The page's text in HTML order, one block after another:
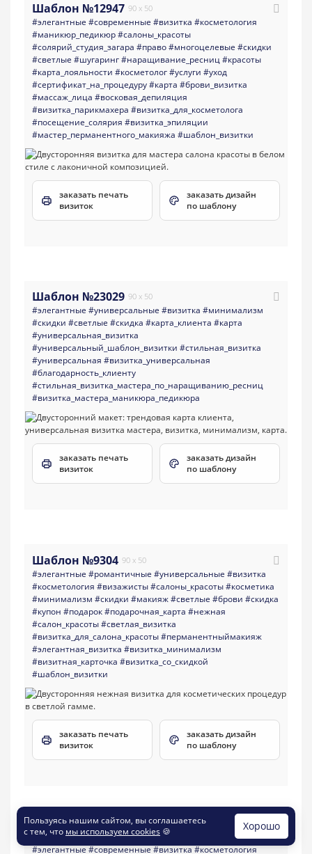
Шаблон №12947 90 x 50
#элегантные #современные #визитка #косметология
#маникюр_педикюр#салоны_красоты
#солярий_студия_загара #право#многоцелевые #скидки
#светлые #шугаринг#наращивание_ресниц#красоты
#карта_лояльности #косметолог#услуги #уход
#сертификат_на_процедуру#карта #брови_визитка
#массаж_лица #восковая_депиляция
#визитка_парикмахера #визитка_для_косметолога
#посещение_солярия #визитка_эпиляции
#мастер_перманентного_макияжа #шаблон_визитки
заказать печать
визиток
заказать дизайн
по шаблону
Шаблон №23029 90 x 50
#элегантные #универсальные #визитка #минимализм
#скидки #светлые #скидка #карта_клиента #карта
#универсальная_визитка
#универсальный_шаблон_визитки #стильная_визитка
#универсальная #визитка_универсальная
#благодарность_клиенту
#стильная_визитка_мастера_по_наращиванию_ресниц
#визитка_мастера_маникюра_педикюра
заказать печать
визиток
заказать дизайн
по шаблону
Шаблон №9304 90 x 50
#элегантные #романтичные #универсальные #визитка
#косметология #визажисты#салоны_красоты#косметика
#минимализм #скидки #макияж#светлые #брови #скидка
#купон #подарок#подарочная_карта #нежная
#салон_красоты#светлая_визитка
#визитка_для_салона_красоты#перманентныймакияж
#элегантная_визитка #визитка_минимализм
#визитная_карточка #визитка_со_скидкой
#шаблон_визитки
заказать печать
визиток
заказать дизайн
по шаблону
Шаблон №12948 90 x 50
#элегантные#современные#визитка#косметология
Пользуясь нашим сайтом, вы соглашаетесь
с тем, что мы используем cookies 🍪 Хорошо